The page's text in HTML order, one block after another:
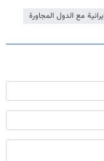
مع الدول المجاورة